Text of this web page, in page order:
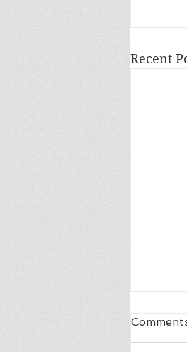
Recent